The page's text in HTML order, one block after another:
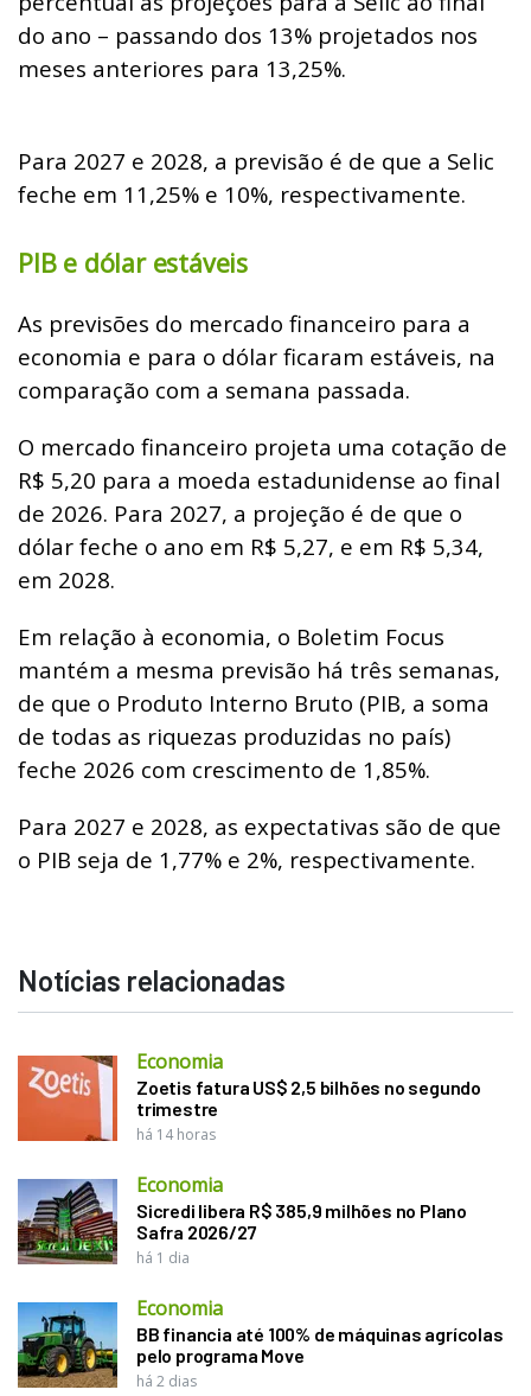
do ano – passando dos 13% projetados nos
meses anteriores para 13,25%.
Para 2027 e 2028, a previsão é de que a Selic
feche em 11,25% e 10%, respectivamente.
PIB e dólar estáveis
As previsões do mercado financeiro para a
economia e para o dólar ficaram estáveis, na
comparação com a semana passada.
O mercado financeiro projeta uma cotação de
R$ 5,20 para a moeda estadunidense ao final
de 2026. Para 2027, a projeção é de que o
dólar feche o ano em R$ 5,27, e em R$ 5,34,
em 2028.
Em relação à economia, o Boletim Focus
mantém a mesma previsão há três semanas,
de que o Produto Interno Bruto (PIB, a soma
de todas as riquezas produzidas no país)
feche 2026 com crescimento de 1,85%.
Para 2027 e 2028, as expectativas são de que
o PIB seja de 1,77% e 2%, respectivamente.
Notícias relacionadas
Economia
Zoetis fatura US$ 2,5 bilhões no segundo
trimestre
há 14 horas
Economia
Sicredi libera R$ 385,9 milhões no Plano
Safra 2026/27
há 1 dia
Economia
BB financia até 100% de máquinas agrícolas
pelo programa Move
há 2 dias